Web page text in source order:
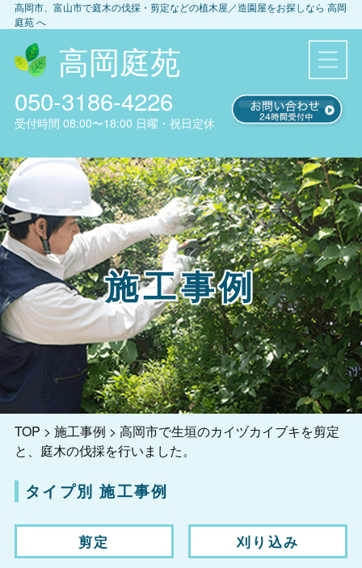
高岡市、富山市で庭木の伐採・剪定などの植木屋／造園屋をお探しなら 高岡
庭苑へ
高岡庭苑
050-3186-4226
受付時間 08:00〜18:00 日曜・祝日定休
施工事例
TOP > 施工事例 > 高岡市で生垣のカイヅカイブキを剪定
と、庭木の伐採を行いました。
タイプ別 施工事例
剪定 刈り込み